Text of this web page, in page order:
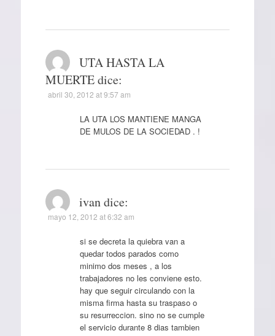
UTA HASTA LA
MUERTE dice:
abril 30, 2012 at 9:57 am
LA UTA LOS MANTIENE MANGA
DE MULOS DE LA SOCIEDAD . !
ivan dice:
mayo 12, 2012 at 6:32 am
si se decreta la quiebra van a
quedar todos parados como
minimo dos meses , a los
trabajadores no les conviene esto.
hay que seguir circulando con la
misma firma hasta su traspaso o
su resurreccion. sino no se cumple
el servicio durante 8 dias tambien